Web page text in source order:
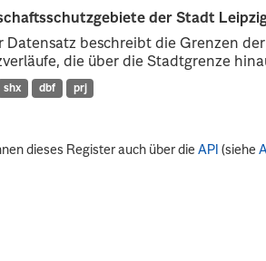
der Stadt
Datensatz beschreibt die Grenzen
die über die Stadtgrenze
shx dbf prj
dieses Register auch über dieAPI (siehe